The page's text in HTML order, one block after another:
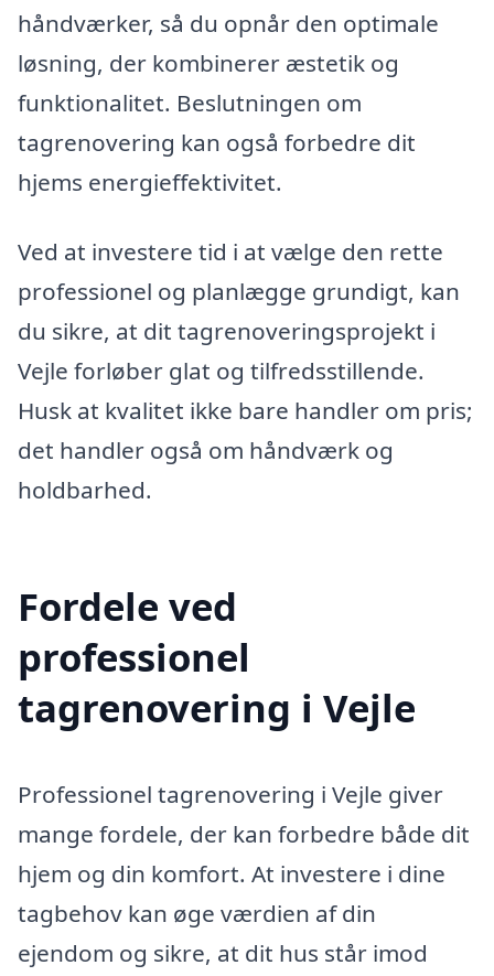
håndværker, så du opnår den optimale
løsning, der kombinerer æstetik og
funktionalitet. Beslutningen om
tagrenovering kan også forbedre dit
hjems energieffektivitet.
Ved at investere tid i at vælge den rette
professionel og planlægge grundigt, kan
du sikre, at dit tagrenoveringsprojekt i
Vejle forløber glat og tilfredsstillende.
Husk at kvalitet ikke bare handler om pris;
det handler også om håndværk og
holdbarhed.
Fordele ved
professionel
tagrenovering i Vejle
Professionel tagrenovering i Vejle giver
mange fordele, der kan forbedre både dit
hjem og din komfort. At investere i dine
tagbehov kan øge værdien af din
ejendom og sikre, at dit hus står imod